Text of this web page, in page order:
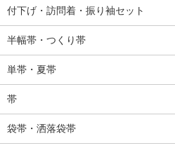
付下げ・訪問着・振り袖セット
半幅帯・つくり帯
単帯・夏帯
帯
袋帯・洒落袋帯